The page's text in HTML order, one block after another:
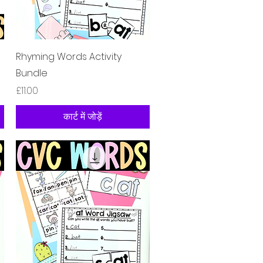
त्वरित दृश्य
Rhyming Words Activity
Bundle
मूल्य
£11.00
कार्ट में जोड़ें